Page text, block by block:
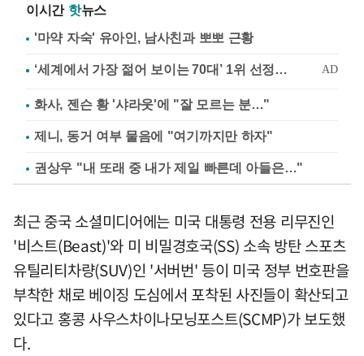
이시간 핫뉴스
'마약 자숙' 유아인, 남사친과 뽀뽀 근황
화사, 젠슨 황 '샤라웃'에 "잘 모르는 분…"
제니, 동거 여부 물음에 "여기까지만 하자"
권상우 "내 또래 중 내가 제일 빠른데 아들은…"
최근 중국 소셜미디어에는 미국 대통령 전용 리무진인
'비스트(Beast)'와 미 비밀경호국(SS) 소속 방탄 스포츠
유틸리티차량(SUV)인 '서버번' 등이 미국 정부 번호판을
부착한 채로 베이징 도심에서 포착된 사진들이 확산되고
있다고 홍콩 사우스차이나모닝포스트(SCMP)가 보도했
다.